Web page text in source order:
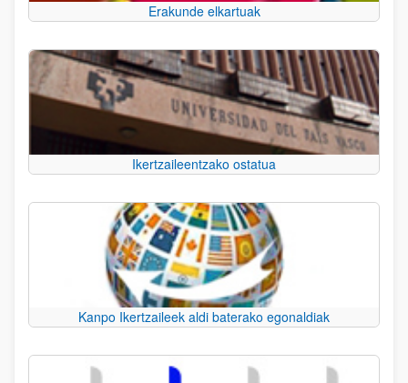
Erakunde elkartuak
Ikertzaileentzako ostatua
Kanpo Ikertzaileek aldi baterako egonaldiak